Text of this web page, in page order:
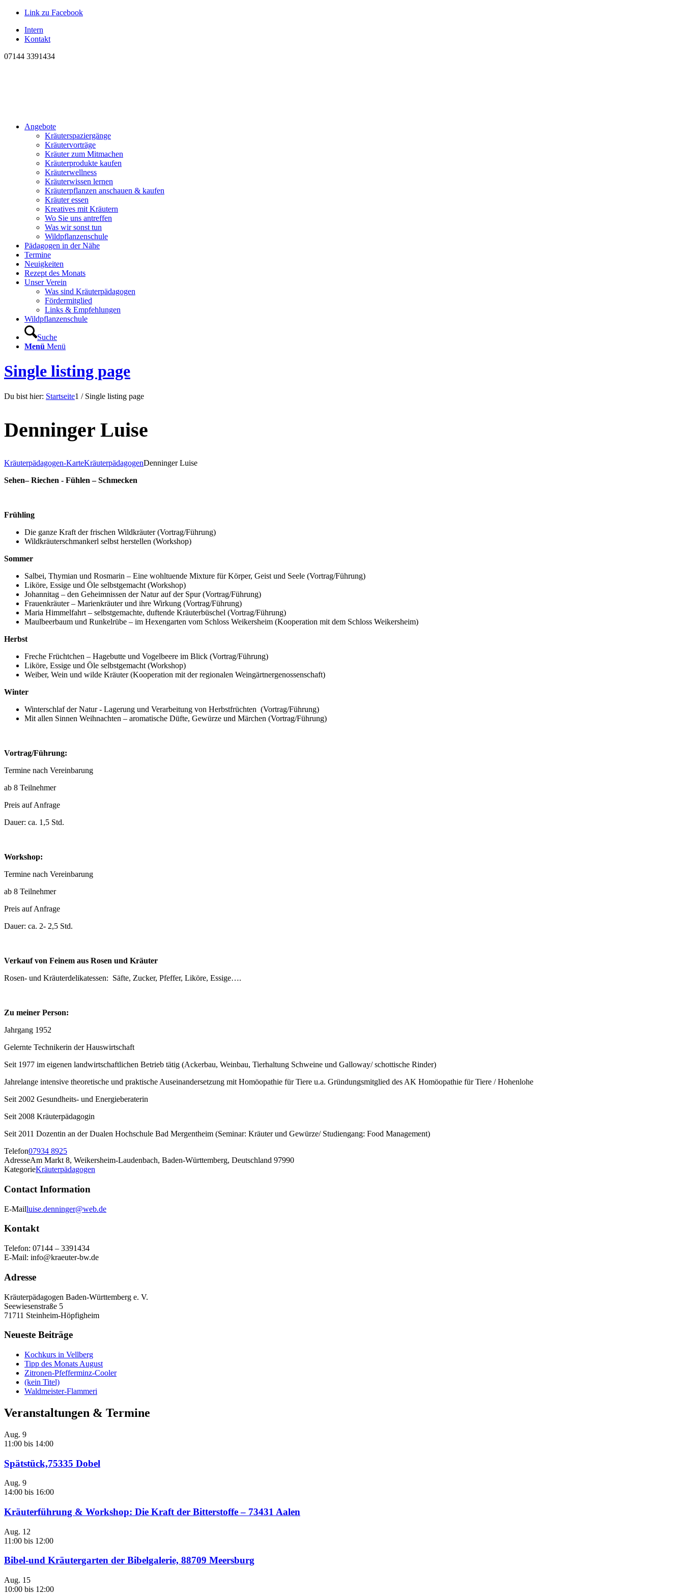
Link zu Facebook
Intern
Kontakt
07144 3391434
Angebote
Kräuterspaziergänge
Kräutervorträge
Kräuter zum Mitmachen
Kräuterprodukte kaufen
Kräuterwellness
Kräuterwissen lernen
Kräuterpflanzen anschauen & kaufen
Kräuter essen
Kreatives mit Kräutern
Wo Sie uns antreffen
Was wir sonst tun
Wildpflanzenschule
Pädagogen in der Nähe
Termine
Neuigkeiten
Rezept des Monats
Unser Verein
Was sind Kräuterpädagogen
Fördermitglied
Links & Empfehlungen
Wildpflanzenschule
Suche
Menü Menü
Single listing page
Du bist hier: Startseite1 / Single listing page
Denninger Luise
Kräuterpädagogen-KarteKräuterpädagogenDenninger Luise
Sehen– Riechen - Fühlen – Schmecken
Frühling
Die ganze Kraft der frischen Wildkräuter (Vortrag/Führung)
Wildkräuterschmankerl selbst herstellen (Workshop)
Sommer
Salbei, Thymian und Rosmarin – Eine wohltuende Mixture für Körper, Geist und Seele (Vortrag/Führung)
Liköre, Essige und Öle selbstgemacht (Workshop)
Johannitag – den Geheimnissen der Natur auf der Spur (Vortrag/Führung)
Frauenkräuter – Marienkräuter und ihre Wirkung (Vortrag/Führung)
Maria Himmelfahrt – selbstgemachte, duftende Kräuterbüschel (Vortrag/Führung)
Maulbeerbaum und Runkelrübe – im Hexengarten vom Schloss Weikersheim (Kooperation mit dem Schloss Weikersheim)
Herbst
Freche Früchtchen – Hagebutte und Vogelbeere im Blick (Vortrag/Führung)
Liköre, Essige und Öle selbstgemacht (Workshop)
Weiber, Wein und wilde Kräuter (Kooperation mit der regionalen Weingärtnergenossenschaft)
Winter
Winterschlaf der Natur - Lagerung und Verarbeitung von Herbstfrüchten (Vortrag/Führung)
Mit allen Sinnen Weihnachten – aromatische Düfte, Gewürze und Märchen (Vortrag/Führung)
Vortrag/Führung:
Termine nach Vereinbarung
ab 8 Teilnehmer
Preis auf Anfrage
Dauer: ca. 1,5 Std.
Workshop:
Termine nach Vereinbarung
ab 8 Teilnehmer
Preis auf Anfrage
Dauer: ca. 2- 2,5 Std.
Verkauf von Feinem aus Rosen und Kräuter
Rosen- und Kräuterdelikatessen: Säfte, Zucker, Pfeffer, Liköre, Essige….
Zu meiner Person:
Jahrgang 1952
Gelernte Technikerin der Hauswirtschaft
Seit 1977 im eigenen landwirtschaftlichen Betrieb tätig (Ackerbau, Weinbau, Tierhaltung Schweine und Galloway/ schottische Rinder)
Jahrelange intensive theoretische und praktische Auseinandersetzung mit Homöopathie für Tiere u.a. Gründungsmitglied des AK Homöopathie für Tiere / Hohenlohe
Seit 2002 Gesundheits- und Energieberaterin
Seit 2008 Kräuterpädagogin
Seit 2011 Dozentin an der Dualen Hochschule Bad Mergentheim (Seminar: Kräuter und Gewürze/ Studiengang: Food Management)
Telefon07934 8925
AdresseAm Markt 8, Weikersheim-Laudenbach, Baden-Württemberg, Deutschland 97990
KategorieKräuterpädagogen
Contact Information
E-Mailluise.denninger@web.de
Kontakt
Telefon: 07144 – 3391434
E-Mail: info@kraeuter-bw.de
Adresse
Kräuterpädagogen Baden-Württemberg e. V.
Seewiesenstraße 5
71711 Steinheim-Höpfigheim
Neueste Beiträge
Kochkurs in Vellberg
Tipp des Monats August
Zitronen-Pfefferminz-Cooler
(kein Titel)
Waldmeister-Flammeri
Veranstaltungen & Termine
Aug. 9
11:00 bis 14:00
Spätstück,75335 Dobel
Aug. 9
14:00 bis 16:00
Kräuterführung & Workshop: Die Kraft der Bitterstoffe – 73431 Aalen
Aug. 12
11:00 bis 12:00
Bibel-und Kräutergarten der Bibelgalerie, 88709 Meersburg
Aug. 15
10:00 bis 12:00